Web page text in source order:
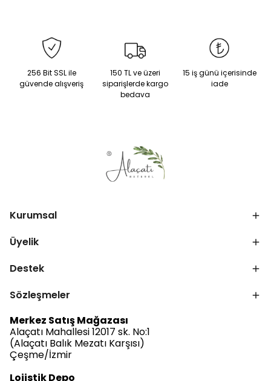
256 Bit SSL ile
güvende alışveriş
150 TL ve üzeri
siparişlerde kargo
bedava
15 iş günü içerisinde
iade
Kurumsal
Üyelik
Destek
Sözleşmeler
Merkez Satış Mağazası
Alaçatı Mahallesi 12017 sk. No:1
(Alaçatı Balık Mezatı Karşısı)
Çeşme/İzmir
Lojistik Depo